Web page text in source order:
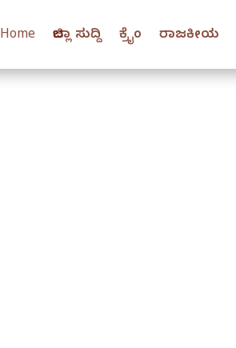
Home ಜಿಲ್ಲಾ ಸುದ್ದಿ ಕ್ರೈಂ ರಾಜಕೀಯ